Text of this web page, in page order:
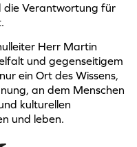
die Verantwortung für
Herr Martin
und gegenseitigem
ein Ort des Wissens,
an dem Menschen
kulturellen
und leben.